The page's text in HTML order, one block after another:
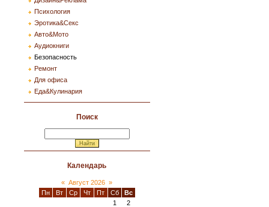
Психология
Эротика&Секс
Авто&Мото
Аудиокниги
Безопасность
Ремонт
Для офиса
Еда&Кулинария
Поиск
Календарь
« Август 2026 »
Пн
Вт Ср Чт Пт Сб
Вс
1
2